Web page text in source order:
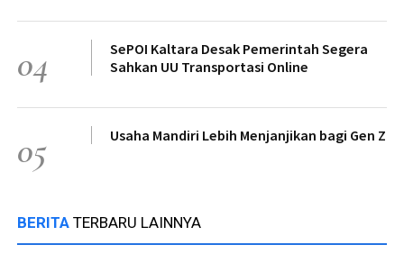
04
SePOI Kaltara Desak Pemerintah Segera
Sahkan UU Transportasi Online
05 Usaha Mandiri Lebih Menjanjikan bagi Gen Z
BERITA TERBARU LAINNYA